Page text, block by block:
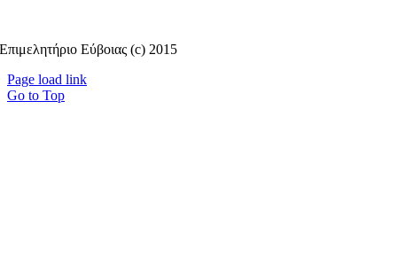
Επιμελητήριο Εύβοιας (c) 2015
Page load link
Go to Top